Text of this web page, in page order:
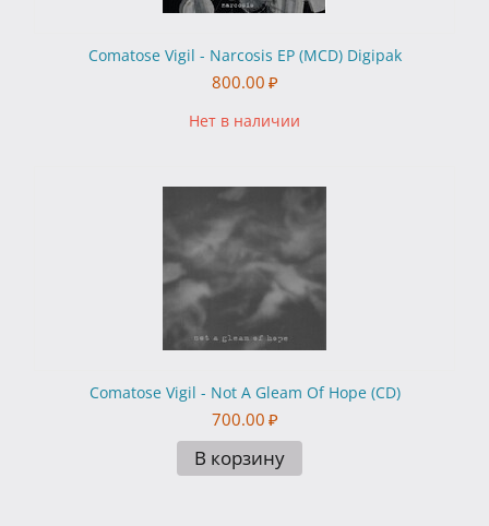
Comatose Vigil - Narcosis EP (MCD) Digipak
800.00 ₽
Нет в наличии
Comatose Vigil - Not A Gleam Of Hope (CD)
700.00 ₽
В корзину